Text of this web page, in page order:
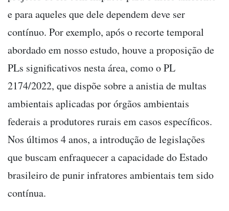
e para aqueles que dele dependem deve ser
contínuo. Por exemplo, após o recorte temporal
abordado em nosso estudo, houve a proposição de
PLs significativos nesta área, como o PL
2174/2022, que dispõe sobre a anistia de multas
ambientais aplicadas por órgãos ambientais
federais a produtores rurais em casos específicos.
Nos últimos 4 anos, a introdução de legislações
que buscam enfraquecer a capacidade do Estado
brasileiro de punir infratores ambientais tem sido
contínua.